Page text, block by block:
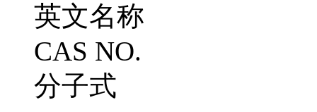
英文名称
CAS NO.
分子式